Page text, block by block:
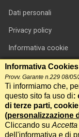
Dati personali
Privacy policy
Informativa cookie
RSS feed
RSS Top News
Contatti
International
Informativa Cookies
Provv. Garante n.229 08/
Ti informiamo che,
questo sito fa uso di:
di terze parti,
(personalizzazione
Cliccando su Accetta
dell'informativa e di